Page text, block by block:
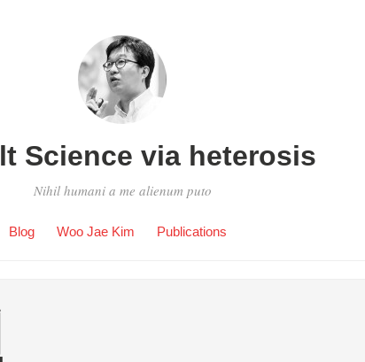
Science via heterosis
Nihil humani a me alienum puto
Blog Woo Jae Kim Publications